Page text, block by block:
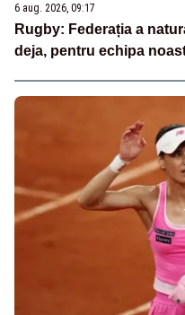
6 aug. 2026, 09:17
Rugby: Federația a
deja, pentru echipa